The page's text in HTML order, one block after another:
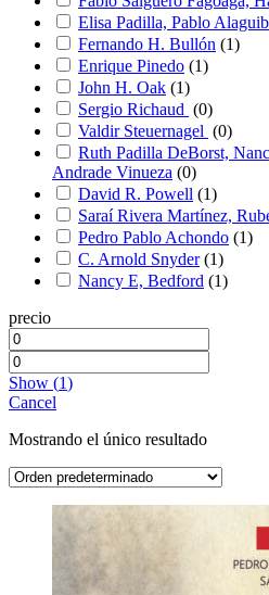
Elisa Padilla, Pablo
Fernando H. Bullón (1)
Enrique Pinedo (1)
John H. Oak (1)
Sergio Richaud (0)
Valdir Steuernagel (0)
Ruth Padilla DeBorst,
Andrade Vinueza (0)
David R. Powell (1)
Saraí Rivera Martínez,
Pedro Pablo Achondo (1)
C. Arnold Snyder (1)
Nancy E, Bedford (1)
precio
Show (1)
Cancel
Mostrando el único resultado